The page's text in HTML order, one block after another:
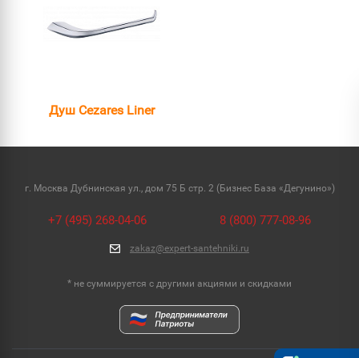
Душ Cezares Liner
г. Москва Дубнинская ул., дом 75 Б стр. 2 (Бизнес База «Дегунино»)
+7 (495) 268-04-06 8 (800) 777-08-96
zakaz@expert-santehniki.ru
* не суммируется с другими акциями и скидками